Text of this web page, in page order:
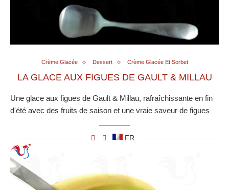
Crème Glacée Dessert Crème Glacée Et Sorbet
LA GLACE AUX FIGUES DE GAULT & MILLAU
Une glace aux figues de Gault & Millau, rafraîchissante en fin
d'été avec des fruits de saison et une vraie saveur de figues
FR